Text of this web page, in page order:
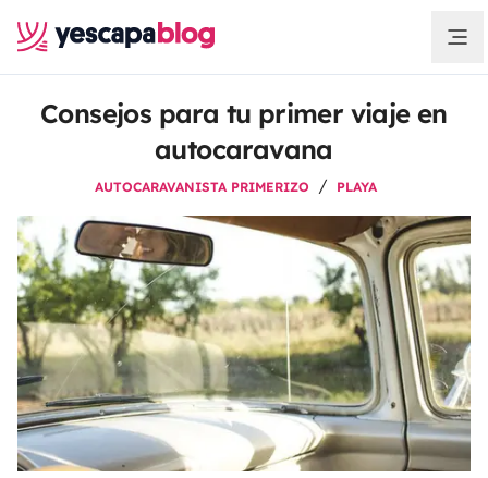
Consejos para tu primer viaje en
autocaravana
AUTOCARAVANISTA PRIMERIZO PLAYA